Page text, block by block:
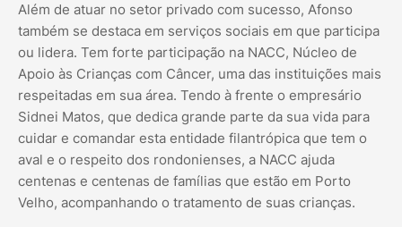
Além de atuar no setor privado com sucesso, Afonso
também se destaca em serviços sociais em que participa
ou lidera. Tem forte participação na NACC, Núcleo de
Apoio às Crianças com Câncer, uma das instituições mais
respeitadas em sua área. Tendo à frente o empresário
Sidnei Matos, que dedica grande parte da sua vida para
cuidar e comandar esta entidade filantrópica que tem o
aval e o respeito dos rondonienses, a NACC ajuda
centenas e centenas de famílias que estão em Porto
Velho, acompanhando o tratamento de suas crianças.